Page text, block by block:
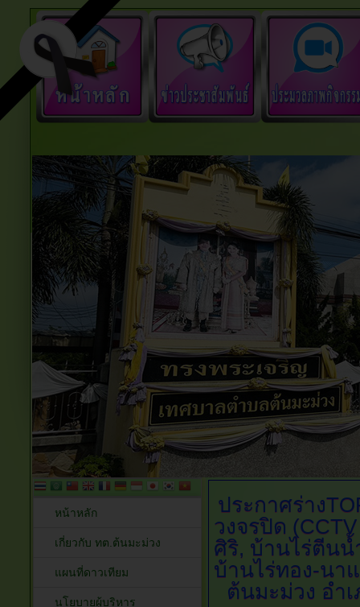
ประกาศร่าง
วงจรปิด
ศิริ, บ้านไร่ตีน
บ้านไร่ทอง-นา
ต้นมะม่วง อำ
หน้าหลัก
เกี่ยวกับ ทต.ต้นมะม่วง
แผนที่ดาวเทียม
นโยบายผู้บริหาร